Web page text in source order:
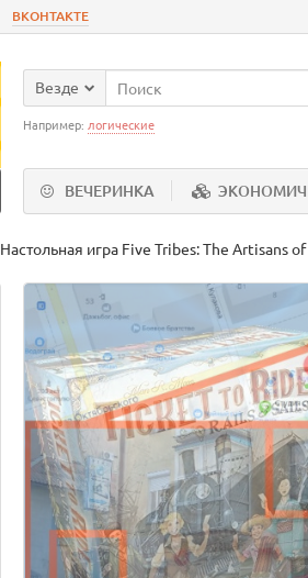
ВКОНТАКТЕ
Везде
Например: логические
ВЕЧЕРИНКА
Настольная игра Five Tribes: The Artisans